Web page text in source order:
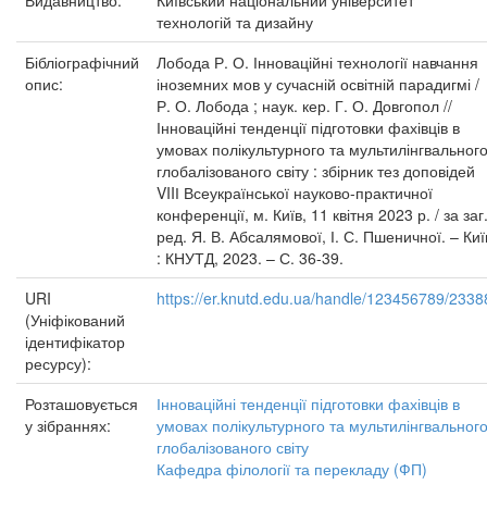
технологій та дизайну
Бібліографічний
опис:
Лобода Р. О. Інноваційні технології навчання
іноземних мов у сучасній освітній парадигмі /
Р. О. Лобода ; наук. кер. Г. О. Довгопол //
Інноваційні тенденції підготовки фахівців в
умовах полікультурного та мультилінгвального
глобалізованого світу : збірник тез доповідей
VIIІ Всеукраїнської науково-практичної
конференції, м. Київ, 11 квітня 2023 р. / за заг.
ред. Я. В. Абсалямової, І. С. Пшеничної. –
: КНУТД, 2023. – С. 36-39.
URI
(Уніфікований
ідентифікатор
ресурсу):
https://er.knutd.edu.ua/handle/123456789/
Розташовується
у зібраннях:
Інноваційні тенденції підготовки фахівців в
умовах полікультурного та мультилінгвального
глобалізованого світу
Кафедра філології та перекладу (ФП)